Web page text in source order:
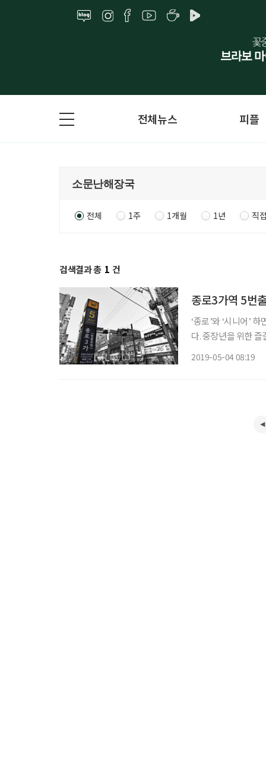
전체뉴스 피플
전체 1주 1개월 1년 직
검색결과 총 1 건
종로3가역 5번
‘종로’와 ‘시니어’
다. 중장년을 위한
2019-05-04 08:19